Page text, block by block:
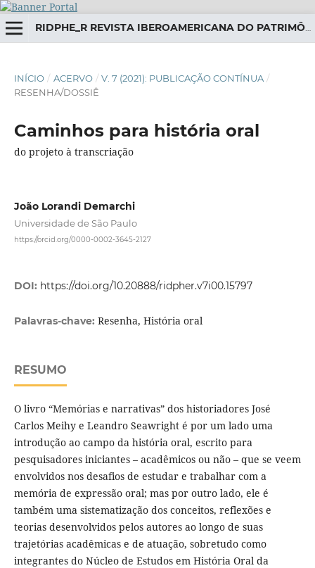
RIDPHE_R REVISTA IBEROAMERICANA DO PATRIMÔNIO HISTÓRICO-EDUCATIVO
INÍCIO / ACERVO / V. 7 (2021): PUBLICAÇÃO CONTÍNUA /
RESENHA/DOSSIÊ
Caminhos para história oral
do projeto à transcriação
João Lorandi Demarchi
Universidade de São Paulo
https://orcid.org/0000-0002-3645-2127
DOI: https://doi.org/10.20888/ridpher.v7i00.15797
Palavras-chave: Resenha, História oral
RESUMO
O livro “Memórias e narrativas” dos historiadores José
Carlos Meihy e Leandro Seawright é por um lado uma
introdução ao campo da história oral, escrito para
pesquisadores iniciantes – acadêmicos ou não – que se veem
envolvidos nos desafios de estudar e trabalhar com a
memória de expressão oral; mas por outro lado, ele é
também uma sistematização dos conceitos, reflexões e
teorias desenvolvidos pelos autores ao longo de suas
trajetórias acadêmicas e de atuação, sobretudo como
integrantes do Núcleo de Estudos em História Oral da